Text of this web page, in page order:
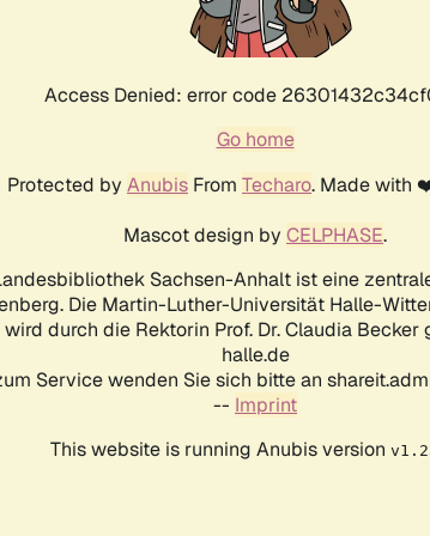
Access Denied: error code
Go home
Protected by Anubis From Techaro. Made
Mascot design by CELPHASE.
Sachsen-Anhalt ist eine
Die Martin-Luther-Universität Halle-
durch die Rektorin Prof. Dr. Claudia
halle.de
Service wenden Sie sich bitte an
-- Imprint
This website is running Anubis version